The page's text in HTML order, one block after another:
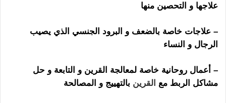
علاجها و التحصين منها
– علاجات خاصة بالضعف و البرود الجنسي الذي يصيب
الرجال و النساء
– أعمال روحانية خاصة لمعالجة القرين و التابعة و حل
مشاكل الربط مع القرين بالتهييج و المصالحة